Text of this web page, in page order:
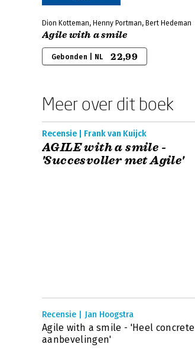
Dion Kotteman, Henny Portman, Bert Hedeman
Agile with a smile
Gebonden | NL 22,99
Meer over dit boek
Recensie | Frank van Kuijck
AGILE with a smile -
'Succesvoller met Agile'
Recensie | Jan Hoogstra
Agile with a smile - 'Heel concrete
aanbevelingen'